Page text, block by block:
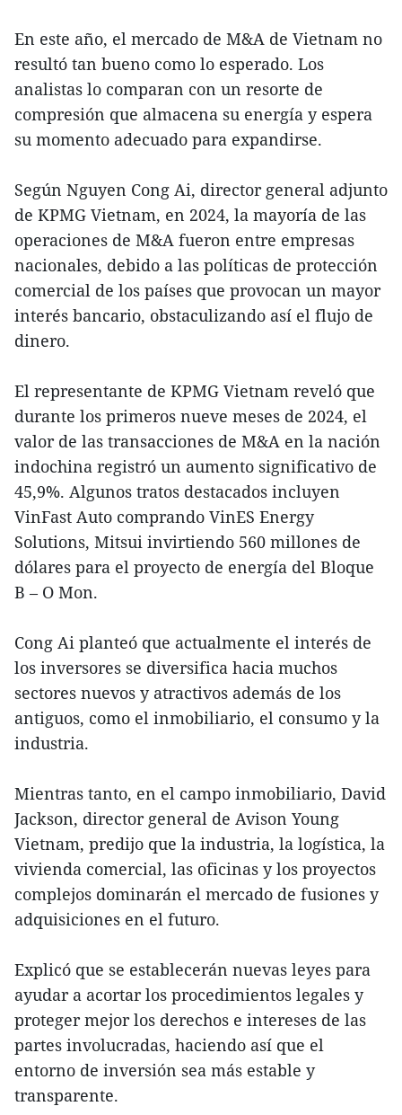
En este año, el mercado de M&A de Vietnam no
resultó tan bueno como lo esperado. Los
analistas lo comparan con un resorte de
compresión que almacena su energía y espera
su momento adecuado para expandirse.
Según Nguyen Cong Ai, director general adjunto
de KPMG Vietnam, en 2024, la mayoría de las
operaciones de M&A fueron entre empresas
nacionales, debido a las políticas de protección
comercial de los países que provocan un mayor
interés bancario, obstaculizando así el flujo de
dinero.
El representante de KPMG Vietnam reveló que
durante los primeros nueve meses de 2024, el
valor de las transacciones de M&A en la nación
indochina registró un aumento significativo de
45,9%. Algunos tratos destacados incluyen
VinFast Auto comprando VinES Energy
Solutions, Mitsui invirtiendo 560 millones de
dólares para el proyecto de energía del Bloque
B – O Mon.
Cong Ai planteó que actualmente el interés de
los inversores se diversifica hacia muchos
sectores nuevos y atractivos además de los
antiguos, como el inmobiliario, el consumo y la
industria.
Mientras tanto, en el campo inmobiliario, David
Jackson, director general de Avison Young
Vietnam, predijo que la industria, la logística, la
vivienda comercial, las oficinas y los proyectos
complejos dominarán el mercado de fusiones y
adquisiciones en el futuro.
Explicó que se establecerán nuevas leyes para
ayudar a acortar los procedimientos legales y
proteger mejor los derechos e intereses de las
partes involucradas, haciendo así que el
entorno de inversión sea más estable y
transparente.